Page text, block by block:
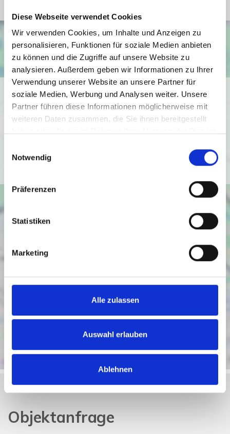
Diese Webseite verwendet Cookies
Wir verwenden Cookies, um Inhalte und Anzeigen zu
personalisieren, Funktionen für soziale Medien anbieten
zu können und die Zugriffe auf unsere Website zu
analysieren. Außerdem geben wir Informationen zu Ihrer
Verwendung unserer Website an unsere Partner für
soziale Medien, Werbung und Analysen weiter. Unsere
Partner führen diese Informationen möglicherweise mit
weiteren Daten zusammen, die Sie ihnen bereitgestellt
Notwendig
Präferenzen
Statistiken
Marketing
Alle zulassen
Auswahl erlauben
Ablehnen
Ich bin damit einverstanden, dass mir Karten von Google
angezeigt werden. Es gelten die
Datenschutzbedingungen von Google
(https://policies.google.com/privacy).
Objektanfrage